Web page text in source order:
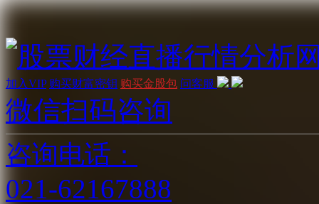
加入VIP 购买财富密钥 购买金股包 问客服
微信扫码咨询
咨询电话：
021-62167888